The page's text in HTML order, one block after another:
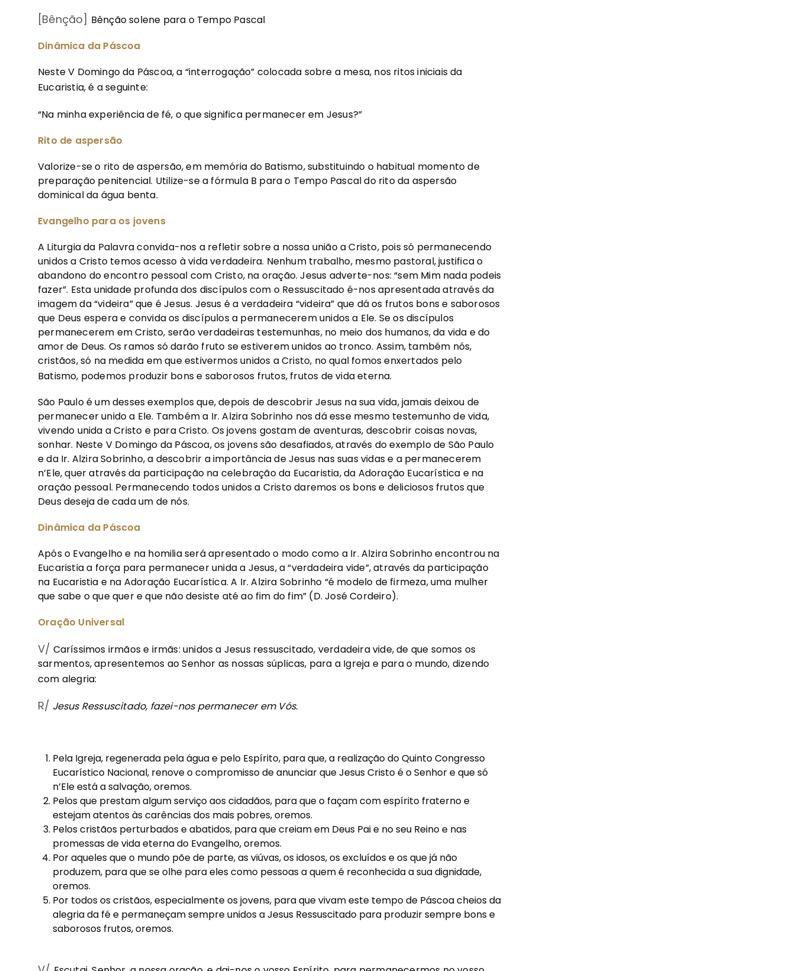
[Bênção] Bênção solene para o Tempo Pascal
Dinâmica da Páscoa
Neste V Domingo da Páscoa, a “interrogação” colocada sobre a mesa, nos ritos iniciais da
Eucaristia, é a seguinte:
“Na minha experiência de fé, o que significa permanecer em Jesus?”
Rito de aspersão
Valorize-se o rito de aspersão, em memória do Batismo, substituindo o habitual momento de
preparação penitencial. Utilize-se a fórmula B para o Tempo Pascal do rito da aspersão
dominical da água benta.
Evangelho para os jovens
A Liturgia da Palavra convida-nos a refletir sobre a nossa união a Cristo, pois só permanecendo
unidos a Cristo temos acesso à vida verdadeira. Nenhum trabalho, mesmo pastoral, justifica o
abandono do encontro pessoal com Cristo, na oração. Jesus adverte-nos: “sem Mim nada podeis
fazer”. Esta unidade profunda dos discípulos com o Ressuscitado é-nos apresentada através da
imagem da “videira” que é Jesus. Jesus é a verdadeira “videira” que dá os frutos bons e saborosos
que Deus espera e convida os discípulos a permanecerem unidos a Ele. Se os discípulos
permanecerem em Cristo, serão verdadeiras testemunhas, no meio dos humanos, da vida e do
amor de Deus. Os ramos só darão fruto se estiverem unidos ao tronco. Assim, também nós,
cristãos, só na medida em que estivermos unidos a Cristo, no qual fomos enxertados pelo
Batismo, podemos produzir bons e saborosos frutos, frutos de vida eterna.
São Paulo é um desses exemplos que, depois de descobrir Jesus na sua vida, jamais deixou de
permanecer unido a Ele. Também a Ir. Alzira Sobrinho nos dá esse mesmo testemunho de vida,
vivendo unida a Cristo e para Cristo. Os jovens gostam de aventuras, descobrir coisas novas,
sonhar. Neste V Domingo da Páscoa, os jovens são desafiados, através do exemplo de São Paulo
e da Ir. Alzira Sobrinho, a descobrir a importância de Jesus nas suas vidas e a permanecerem
n’Ele, quer através da participação na celebração da Eucaristia, da Adoração Eucarística e na
oração pessoal. Permanecendo todos unidos a Cristo daremos os bons e deliciosos frutos que
Deus deseja de cada um de nós.
Dinâmica da Páscoa
Após o Evangelho e na homilia será apresentado o modo como a Ir. Alzira Sobrinho encontrou na
Eucaristia a força para permanecer unida a Jesus, a “verdadeira vide”, através da participação
na Eucaristia e na Adoração Eucarística. A Ir. Alzira Sobrinho “é modelo de firmeza, uma mulher
que sabe o que quer e que não desiste até ao fim do fim” (D. José Cordeiro).
Oração Universal
V/ Caríssimos irmãos e irmãs: unidos a Jesus ressuscitado, verdadeira vide, de que somos os
sarmentos, apresentemos ao Senhor as nossas súplicas, para a Igreja e para o mundo, dizendo
com alegria:
R/ Jesus Ressuscitado, fazei-nos permanecer em Vós.
Pela Igreja, regenerada pela água e pelo Espírito, para que, a realização do Quinto Congresso
Eucarístico Nacional, renove o compromisso de anunciar que Jesus Cristo é o Senhor e que só
n’Ele está a salvação, oremos.
Pelos que prestam algum serviço aos cidadãos, para que o façam com espírito fraterno e
estejam atentos às carências dos mais pobres, oremos.
Pelos cristãos perturbados e abatidos, para que creiam em Deus Pai e no seu Reino e nas
promessas de vida eterna do Evangelho, oremos.
Por aqueles que o mundo põe de parte, as viúvas, os idosos, os excluídos e os que já não
produzem, para que se olhe para eles como pessoas a quem é reconhecida a sua dignidade,
oremos.
Por todos os cristãos, especialmente os jovens, para que vivam este tempo de Páscoa cheios da
alegria da fé e permaneçam sempre unidos a Jesus Ressuscitado para produzir sempre bons e
saborosos frutos, oremos.